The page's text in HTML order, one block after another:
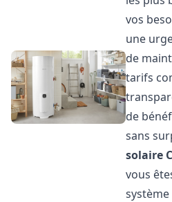
vos
une
de
tarifs
de
sans
solaire
vous